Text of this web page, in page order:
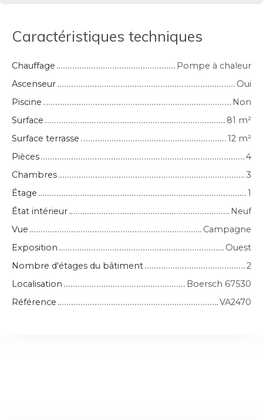
Caractéristiques techniques
Chauffage
Pompe à chaleur
Ascenseur
Oui
Piscine
Non
Surface
81 m²
Surface terrasse
12 m²
Pièces
4
Chambres
3
Étage
1
État intérieur
Neuf
Vue
Campagne
Exposition
Ouest
Nombre d'étages du bâtiment
2
Localisation
Boersch 67530
Référence
VA2470